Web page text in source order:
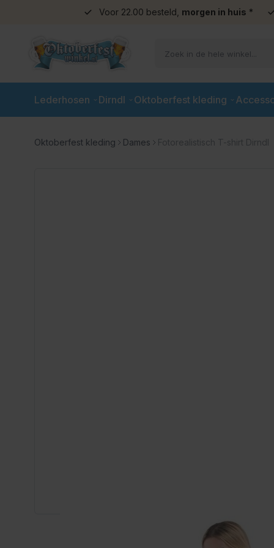
Voor 22.00 besteld, morgen in huis *
Lederhosen Dirndl Oktoberfest kleding
Oktoberfest kleding Dames Fotorealistisch T-shirt Dirndl